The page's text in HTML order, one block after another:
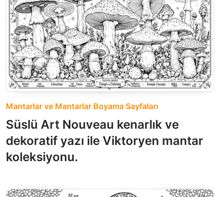
Mantarlar ve Mantarlar Boyama Sayfaları
Süslü Art Nouveau kenarlık ve
dekoratif yazı ile Viktoryen mantar
koleksiyonu.